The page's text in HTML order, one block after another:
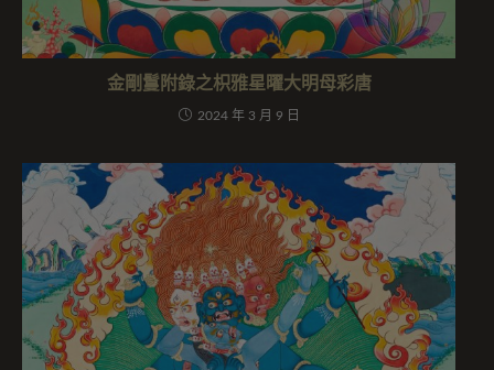
金剛鬘附錄之枳雅星曜大明母彩唐
2024 年 3 月 9 日